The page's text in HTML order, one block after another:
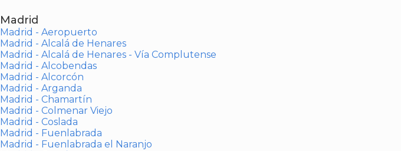
Madrid
Madrid - Aeropuerto
Madrid - Alcalá de Henares
Madrid - Alcalá de Henares - Vía Complutense
Madrid - Alcobendas
Madrid - Alcorcón
Madrid - Arganda
Madrid - Chamartín
Madrid - Colmenar Viejo
Madrid - Coslada
Madrid - Fuenlabrada
Madrid - Fuenlabrada el Naranjo